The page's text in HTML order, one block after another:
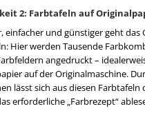
2: Farbtafeln auf
einfacher und günstiger geht das
Hier werden Tausende
angedruckt –
auf der Originalmaschine.
lässt sich aus diesen Farbtafeln
erforderliche „Farbrezept“